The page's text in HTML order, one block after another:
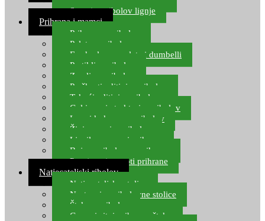
Setovi za ribolov lignje
Prihrana i mamci
Prihrana za ribolov
Pelete za ribolov
Feeder lovne pelete i dumbelli
Partikli za ribolov
Zemlja za ribolov
Praškasti aditivi za ribolov
Tekući aditivi za ribolov
Gel i sprej atraktori za ribolov
Lovni kukuruz za ribolov
Živi mamci za ribolov
Ljepilo za crve i prihranu
Boje za ribolovnu prihranu
Provjereni recepti prihrane
Natjecateljski ribolov
Natjecateljske stolice
Nastavci za ribolovne stolice
Šteke za ribolov
Gume i sitni pribor za šteku